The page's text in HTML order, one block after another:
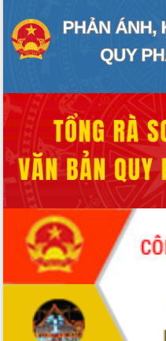
hoạch tỉnh thời kỳ 2021-2030
Hội thảo góp ý hồ sơ điều chỉnh quy
hoạch tỉnh Đắk Lắk thời kỳ 2021-2030,
Nâng cao hiệu quả hoạt động của các
doanh nghiệp nhà nước
Hội nghị triển khai kết nối mạng
truyền số liệu chuyên dùng phục vụ cơ
quan Đảng, Nhà nước
Lễ phát động chuỗi hoạt động chung
tay làm sạch môi trường
Xã Ea Kar bước chuyển mình trong
công tác cải cách hành chính mô hình
mới
UBND tỉnh họp báo định kỳ tháng 4
năm 2026
Hội thảo khoa học “Giải pháp thúc đẩy
phát triển nền kinh tế xanh tại tỉnh
Đắk Lắk”